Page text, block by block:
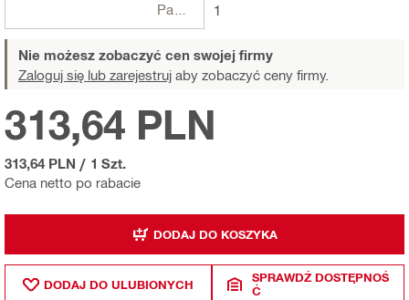
1
Nie możesz zobaczyć cen swojej firmy
Zaloguj się lub zarejestruj aby zobaczyć ceny firmy.
Cena netto po rabacie
313,64 PLN
313,64 PLN / 1 Szt.
DODAJ DO KOSZYKA
DODAJ DO ULUBIONYCH
SPRAWDŹ DOSTĘPNOŚ
Ć